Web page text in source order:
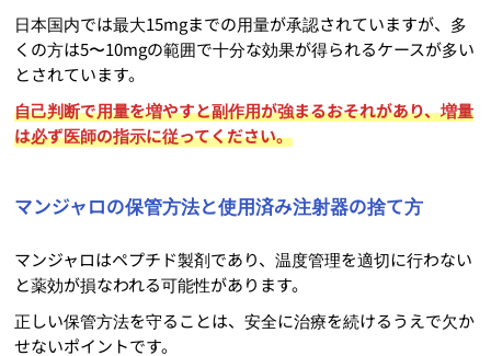
日本国内では最大15mgまでの用量が承認されていますが、多
くの方は5〜10mgの範囲で十分な効果が得られるケースが多い
とされています。
自己判断で用量を増やすと副作用が強まるおそれがあり、増量
は必ず医師の指示に従ってください。
マンジャロの保管方法と使用済み注射器の捨て方
マンジャロはペプチド製剤であり、温度管理を適切に行わない
と薬効が損なわれる可能性があります。
正しい保管方法を守ることは、安全に治療を続けるうえで欠か
せないポイントです。